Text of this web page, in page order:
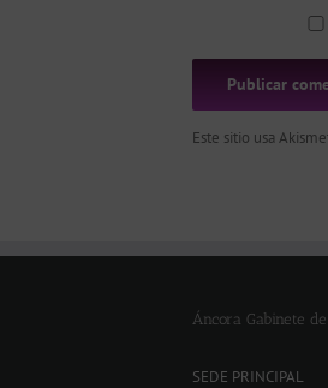
Este sitio usa
Áncora Gabinete de
SEDE PRINCIPAL